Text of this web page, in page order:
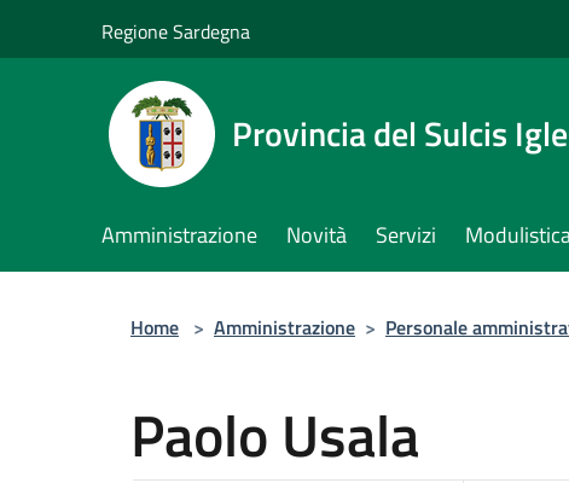
Regione Sardegna
Provincia del Sulcis
Amministrazione Novità Servizi
Home > Amministrazione > Personale
Paolo Usala